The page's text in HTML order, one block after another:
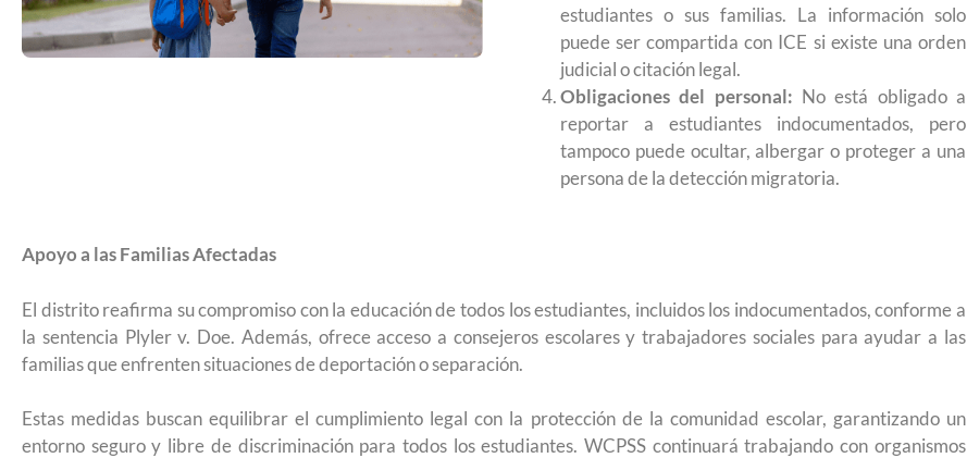
estudiantes o sus familias. La información solo
puede ser compartida con ICE si existe una orden
judicial o citación legal.
Obligaciones del personal: No está obligado a
reportar a estudiantes indocumentados, pero
tampoco puede ocultar, albergar o proteger a una
persona de la detección migratoria.
Apoyo a las Familias Afectadas
El distrito reafirma su compromiso con la educación de todos los estudiantes, incluidos los indocumentados, conforme a
la sentencia Plyler v. Doe. Además, ofrece acceso a consejeros escolares y trabajadores sociales para ayudar a las
familias que enfrenten situaciones de deportación o separación.
Estas medidas buscan equilibrar el cumplimiento legal con la protección de la comunidad escolar, garantizando un
entorno seguro y libre de discriminación para todos los estudiantes. WCPSS continuará trabajando con organismos
remitir casos de asilo a jueces de inmigración sin
entrevistar al solicitante
para el Empleo
UNAM San Antonio abre cursos de preparación
Ciudadanízate, el curso gratuito de preparación